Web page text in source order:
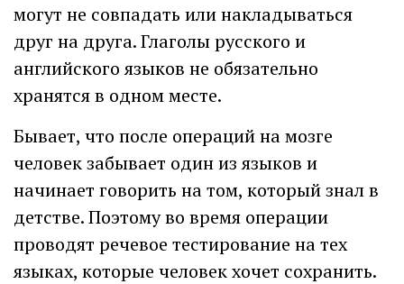
могут не совпадать или накладываться
друг на друга. Глаголы русского и
английского языков не обязательно
хранятся в одном месте.
Бывает, что после операций на мозге
человек забывает один из языков и
начинает говорить на том, который знал в
детстве. Поэтому во время операции
проводят речевое тестирование на тех
языках, которые человек хочет сохранить.